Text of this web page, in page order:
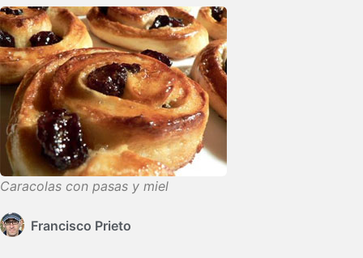
Caracolas con pasas y miel
Francisco Prieto